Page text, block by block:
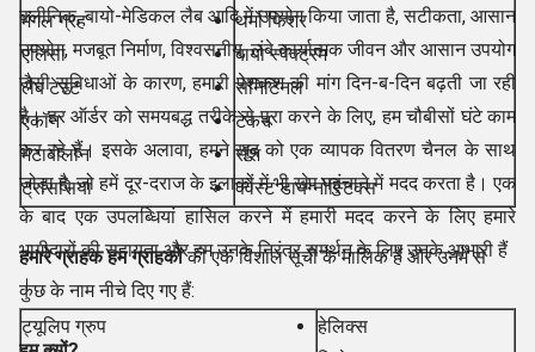
क्लीनिक, बायो-मेडिकल लैब आदि में उपयोग किया जाता है, सटीकता, आसान
उपयोग, मजबूत निर्माण, विश्वसनीय, लंबे कार्यात्मक जीवन और आसान उपयोग
जैसी सुविधाओं के कारण, हमारी पेशकश की मांग दिन-ब-दिन बढ़ती जा रही
है। हर ऑर्डर को समयबद्ध तरीके से पूरा करने के लिए, हम चौबीसों घंटे काम
कर रहे हैं। इसके अलावा, हमने खुद को एक व्यापक वितरण चैनल के साथ
जोड़ा है, जो हमें दूर-दराज के इलाकों में भी खेप पहुंचाने में मदद करता है। एक
के बाद एक उपलब्धियां हासिल करने में हमारी मदद करने के लिए हमारे
भागीदारों की सहायता और हम उनके निरंतर समर्थन के लिए उनके आभारी हैं
।
मंगल ग्रह
एलिसा
लैब टेस्ट
एकॉन
मेटाबोलोन
ट्रांससिया
थर्मो फिशर
बायो स्पेक्ट्रम
सेनिटिनल
टेकन
रॉश
क्वेस्ट डायग्नोस्टिक्स
हमारे ग्राहक हम ग्राहकोंकी एक विशाल सूची के मालिक हैं और उनमें से
कुछ के नाम नीचे दिए गए हैं:
ट्यूलिप ग्रुप
हेलिक्स